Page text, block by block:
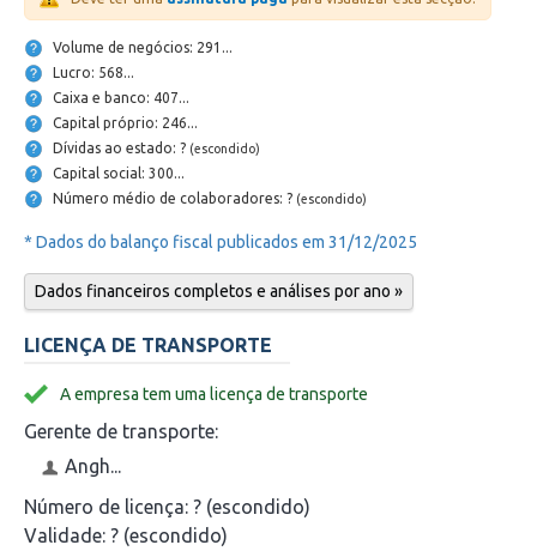
Volume de negócios: 291...
Lucro: 568...
Caixa e banco: 407...
Capital próprio: 246...
Dívidas ao estado: ? (escondido)
Capital social: 300...
Número médio de colaboradores: ? (escondido)
* Dados do balanço fiscal publicados em 31/12/2025
Dados financeiros completos e análises por ano »
LICENÇA DE TRANSPORTE
A empresa tem uma licença de transporte
Gerente de transporte:
Angh...
Número de licença: ? (escondido)
Validade: ? (escondido)